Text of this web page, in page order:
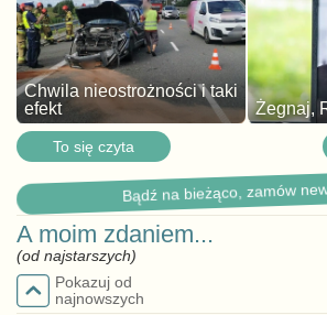
Chwila nieostrożności i taki
efekt
Żegnaj,
To się czyta
Bądź na bieżąco, zamów
A moim zdaniem...
(od najstarszych)
Pokazuj od
najnowszych